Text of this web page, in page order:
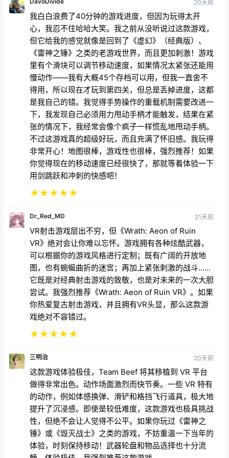
里有个滑块可以调节移动速度，如果情况太紧张还能用
慢动作——我有大概45个存档可以用，但我一直舍不
得用，所以现在才玩到第四关，但总是丢掉进度，这都
是我自己的错。我觉得手势操作的重载机制需要改进一
下，我发现自己必须用力甩动手柄才能触发，结果在紧
张的情况下，我经常会像个疯子一样慌乱地甩动手柄。
不过这游戏真的超级好玩，而且充满了怀旧感。我玩得
非常开心！地图很棒，游戏性也很棒，强烈推荐！如果
你觉得现在的移动速度已经很快了，那就等着体验一下
用剑跳跃和冲刺的快感吧！
★★★★★
Dr_Red_MD 21天前
VR射击游戏层出不穷，但《Wrath: Aeon of Ruin
VR》绝对会让你难以忘怀。游戏拥有各种炫酷武器，
可以根据你的游戏风格进行定制；既有广阔的开放地
它既是对经典射击游戏的致敬，也是对未来的一次大胆
尝试。我强烈推荐《Wrath: Aeon of Ruin VR》。如果
你热爱复古射击游戏，并且拥有VR头显，那么这款游
戏绝对不容错过。
★★★★★
三明治 20天前
这款游戏体验极佳，Team Beef 将其移植到 VR 平台
做得非常出色。动作场面激烈而快节奏。一些 VR 特有
的动作，例如体感换弹、滑铲和格挡飞行道具，极大地
性，但绝不会让人觉得不公平。如果你玩过《雷神之
锤》或《毁灭战士》之类的游戏，不妨重温一下当年的
体验，时刻保持移动！武器轮盘和物品选择也十分流
畅，体验极佳。我强烈推荐这款游戏。
★★★★★
steve8813 16天前
我今年53岁了，反应速度慢，所以需要简单模式。这